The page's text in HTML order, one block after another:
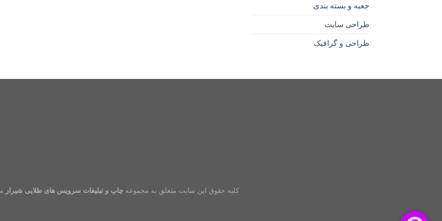
جعبه و بسته بندی
طراحی سایت
طراحی و گرافیک
کلیه حقوق این سایت متعلق به مجموعه چاپ و تبلیغات سرویس های طلایی شیراز